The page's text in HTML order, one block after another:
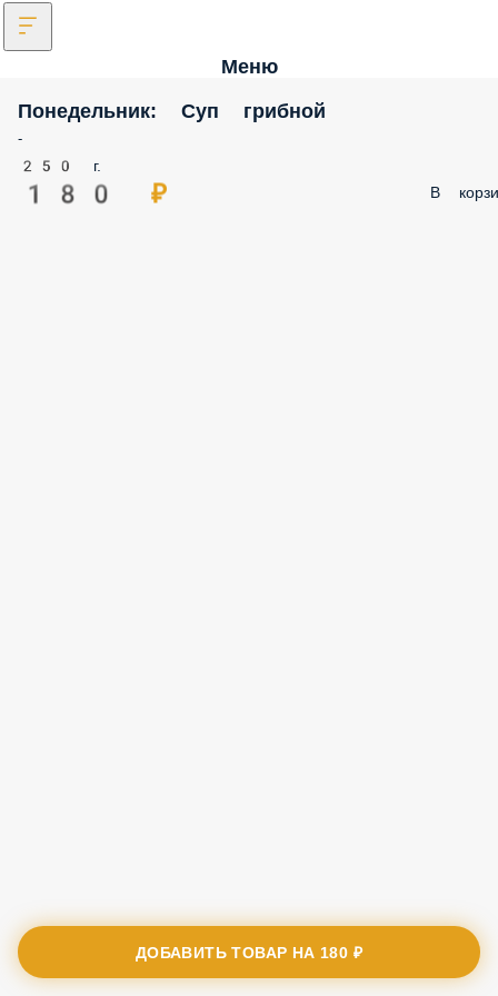
Меню
Понедельник: Суп грибной
-
250 г.
180 ₽ В
ДОБАВИТЬ ТОВАР НА 180 ₽